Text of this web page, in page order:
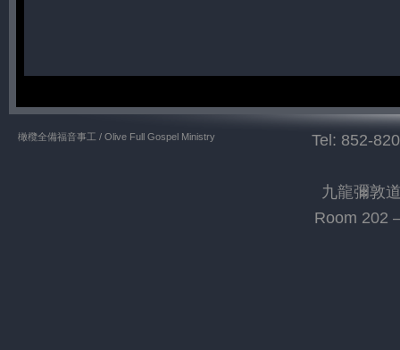
橄欖全備福音事工 / Olive Full Gospel Ministry Tel: 852-
九龍彌敦
Room 202